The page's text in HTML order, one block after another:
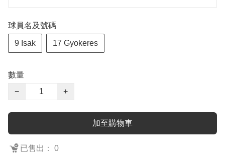
球員名及號碼
9 Isak 17 Gyokeres
數量
−
+
加至購物車
已售出： 0